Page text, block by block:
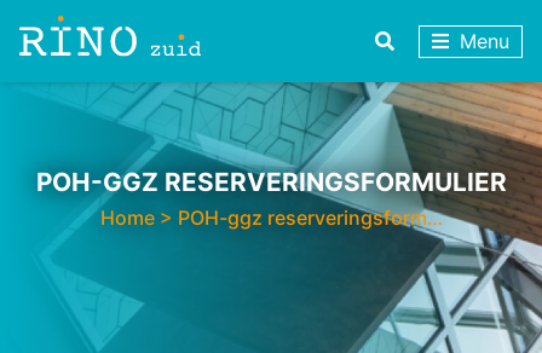
Menu
POH-GGZ RESERVERINGSFORMULIER
Home> POH-ggz reserveringsform…